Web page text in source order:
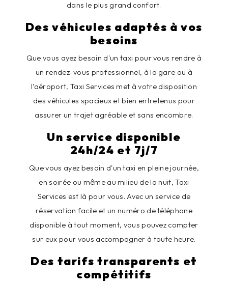
dans le plus grand confort.
Des véhicules adaptés à vos
besoins
Que vous ayez besoin d'un taxi pour vous rendre à
un rendez-vous professionnel, à la gare ou à
l'aéroport, Taxi Services met à votre disposition
des véhicules spacieux et bien entretenus pour
assurer un trajet agréable et sans encombre.
Un service disponible
24h/24 et 7j/7
Que vous ayez besoin d'un taxi en pleine journée,
en soirée ou même au milieu de la nuit, Taxi
Services est là pour vous. Avec un service de
réservation facile et un numéro de téléphone
disponible à tout moment, vous pouvez compter
sur eux pour vous accompagner à toute heure.
Des tarifs transparents et
compétitifs